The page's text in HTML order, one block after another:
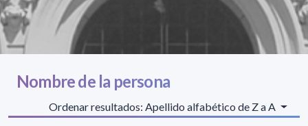
Nombre de la persona
Ordenar resultados: Apellido alfabético de Z a A